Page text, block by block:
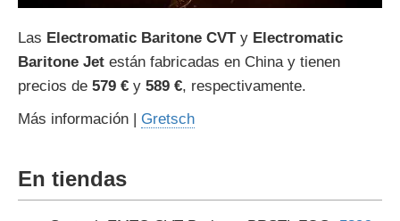
Las Electromatic Baritone CVTy Electromatic
Baritone Jet están fabricadas en China y tienen
precios de 579 € y 589 €, respectivamente.
Más información | Gretsch
En tiendas